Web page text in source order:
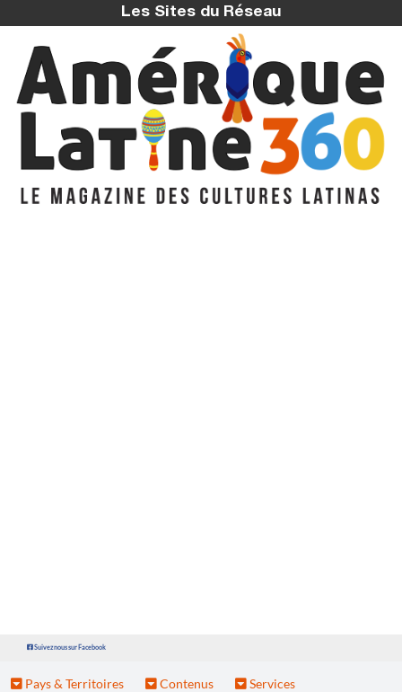
Les Sites du Réseau
Suivez nous sur Facebook
Pays & Territoires Contenus Services